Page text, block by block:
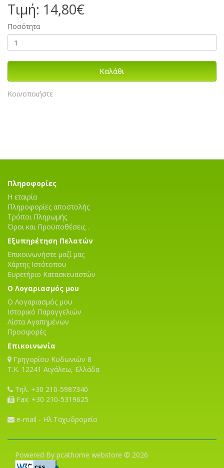
Τιμή: 14,80€
Ποσότητα
Καλάθι
Κοινοποιήστε
Πληροφορίες
Η εταιρία
Πληροφορίες αποστολής
Τρόποι Πληρωμής
Όροι και Προϋποθέσεις .
Εξυπηρέτηση Πελατών
Επικοινωνήστε μαζί μας
Χάρτης Ιστότοπου
Ευρετήριο Κατασκευαστών
Ο Λογαριασμός μου
Ο Λογαριασμός μου
Ιστορικό Παραγγελιών
Λίστα Αγαπημένων
Προσφορές
Επικοινωνία
Γρηγορίου Κυδωνιών 8
T.K. 12241 Αιγάλεω, Ελλάδα
Τηλ. +30 210-5987340
Fax: +30 210-5319625
e-mail - Ηλ.Ταχυδρομείο
Powered By pcathome webstore © 2026